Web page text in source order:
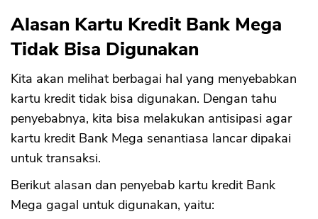
Alasan Kartu Kredit Bank Mega
Tidak Bisa Digunakan
Kita akan melihat berbagai hal yang menyebabkan
kartu kredit tidak bisa digunakan. Dengan tahu
penyebabnya, kita bisa melakukan antisipasi agar
kartu kredit Bank Mega senantiasa lancar dipakai
untuk transaksi.
Berikut alasan dan penyebab kartu kredit Bank
Mega gagal untuk digunakan, yaitu: